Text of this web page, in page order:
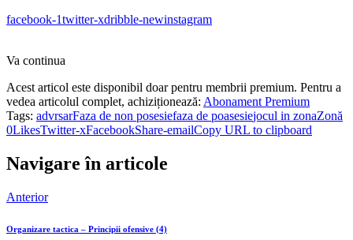
facebook-1twitter-xdribble-newinstagram
Va continua
Acest articol este disponibil doar pentru membrii premium. Pentru a
vedea articolul complet, achiziționează: Abonament Premium
Tags: advrsarFaza de non posesiefaza de poasesiejocul in zonaZonă
0LikesTwitter-xFacebookShare-emailCopy URL to clipboard
Navigare în articole
Anterior
Organizare tactica – Principii ofensive (4)